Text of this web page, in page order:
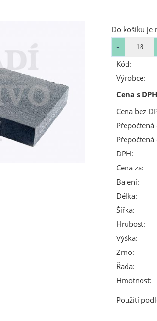
Do košíku je
Kód:
Výrobce:
Cena s
Cena bez
Přepočtená
Přepočtená
DPH:
Cena za:
Balení:
Délka:
Šířka:
Hrubost:
Výška:
Zrno:
Řada:
Hmotnost:
Použití